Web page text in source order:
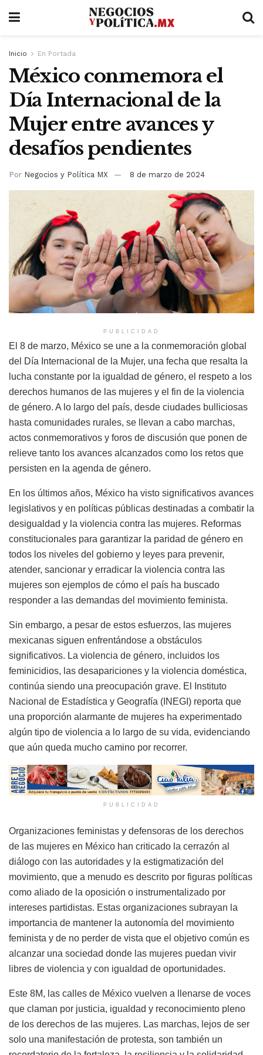
Inicio En Portada
México conmemora el
Día Internacional de la
Mujer entre avances y
desafíos pendientes
Por Negocios y Política MX 8 de marzo de 2024
PUBLICIDAD
El 8 de marzo, México se une a la conmemoración global
del Día Internacional de la Mujer, una fecha que resalta la
lucha constante por la igualdad de género, el respeto a los
derechos humanos de las mujeres y el fin de la violencia
de género. A lo largo del país, desde ciudades bulliciosas
hasta comunidades rurales, se llevan a cabo marchas,
actos conmemorativos y foros de discusión que ponen de
relieve tanto los avances alcanzados como los retos que
persisten en la agenda de género.
En los últimos años, México ha visto significativos avances
legislativos y en políticas públicas destinadas a combatir la
desigualdad y la violencia contra las mujeres. Reformas
constitucionales para garantizar la paridad de género en
todos los niveles del gobierno y leyes para prevenir,
atender, sancionar y erradicar la violencia contra las
mujeres son ejemplos de cómo el país ha buscado
responder a las demandas del movimiento feminista.
Sin embargo, a pesar de estos esfuerzos, las mujeres
mexicanas siguen enfrentándose a obstáculos
significativos. La violencia de género, incluidos los
feminicidios, las desapariciones y la violencia doméstica,
continúa siendo una preocupación grave. El Instituto
Nacional de Estadística y Geografía (INEGI) reporta que
una proporción alarmante de mujeres ha experimentado
algún tipo de violencia a lo largo de su vida, evidenciando
que aún queda mucho camino por recorrer.
PUBLICIDAD
Organizaciones feministas y defensoras de los derechos
de las mujeres en México han criticado la cerrazón al
diálogo con las autoridades y la estigmatización del
movimiento, que a menudo es descrito por figuras políticas
como aliado de la oposición o instrumentalizado por
intereses partidistas. Estas organizaciones subrayan la
importancia de mantener la autonomía del movimiento
feminista y de no perder de vista que el objetivo común es
alcanzar una sociedad donde las mujeres puedan vivir
libres de violencia y con igualdad de oportunidades.
Este 8M, las calles de México vuelven a llenarse de voces
que claman por justicia, igualdad y reconocimiento pleno
de los derechos de las mujeres. Las marchas, lejos de ser
solo una manifestación de protesta, son también un